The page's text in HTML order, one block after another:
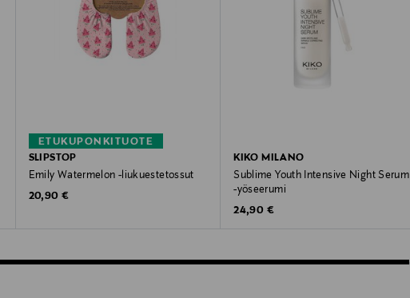
ETUKUPONKITUOTE
SLIPSTOP
Emily Watermelon -liukuestetossut
Original Price
20,90 €
KIKO MILANO
Sublime Youth Intensive Night Serum
-yöseerumi
Original Price
24,90 €